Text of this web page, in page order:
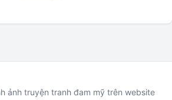
ảnh truyện tranh đam mỹ trên website